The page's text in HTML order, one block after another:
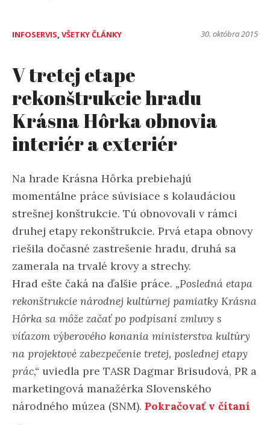
INFOSERVIS, VŠETKY ČLÁNKY 30. októbra 2015
V tretej etape
rekonštrukcie hradu
Krásna Hôrka obnovia
interiér a exteriér
Na hrade Krásna Hôrka prebiehajú
momentálne práce súvisiace s kolaudáciou
strešnej konštrukcie. Tú obnovovali v rámci
druhej etapy rekonštrukcie. Prvá etapa obnovy
riešila dočasné zastrešenie hradu, druhá sa
zamerala na trvalé krovy a strechy.
Hrad ešte čaká na ďalšie práce. „Posledná etapa
rekonštrukcie národnej kultúrnej pamiatky Krásna
Hôrka sa môže začať po podpísaní zmluvy s
víťazom výberového konania ministerstva kultúry
na projektové zabezpečenie tretej, poslednej etapy
prác,“ uviedla pre TASR Dagmar Brisudová, PR a
marketingová manažérka Slovenského
národného múzea (SNM). Pokračovať v čítaní